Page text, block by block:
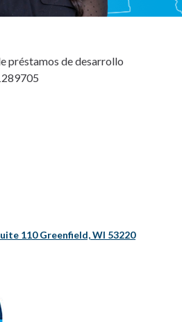
préstamos de desarrollo
110 Greenfield, WI 53220